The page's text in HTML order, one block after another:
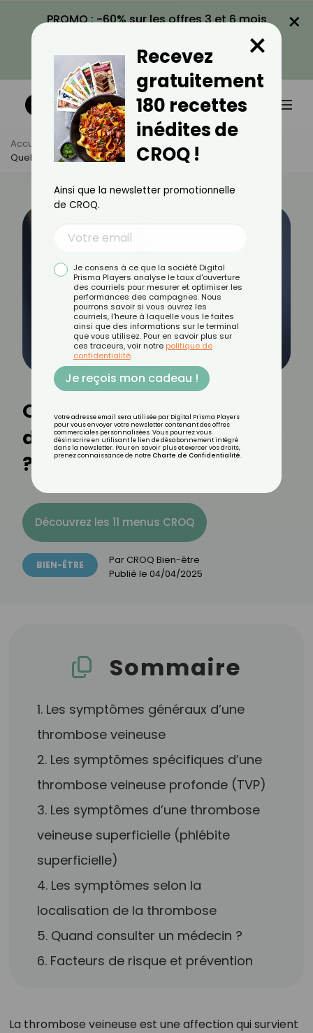
PROMO : -60% sur les offres 3 et 6 mois
VOIR LA PROMO
×
Accueil Actus
Bien-Être
Quels Sont Les Symptômes D'une Thrombose Veineuse ?
Quels sont les symptômes
d'une thrombose veineuse
?
Découvrez les 11 menus CROQ
BIEN-ÊTRE Par CROQ Bien-être
Publié le 04/04/2025
Sommaire
1. Les symptômes généraux d’une
thrombose veineuse
2. Les symptômes spécifiques d’une
thrombose veineuse profonde (TVP)
3. Les symptômes d’une thrombose
veineuse superficielle (phlébite
superficielle)
4. Les symptômes selon la
localisation de la thrombose
5. Quand consulter un médecin ?
6. Facteurs de risque et prévention
La thrombose veineuse est une affection qui survient
Recevez
gratuitement
180 recettes
inédites de
CROQ !
×
Ainsi que la newsletter promotionnelle
de CROQ.
Je consens à ce que la société Digital
Prisma Players analyse le taux d'ouverture
des courriels pour mesurer et optimiser les
performances des campagnes. Nous
pourrons savoir si vous ouvrez les
courriels, l'heure à laquelle vous le faites
ainsi que des informations sur le terminal
que vous utilisez. Pour en savoir plus sur
ces traceurs, voir notre politique de
confidentialité.
Je reçois mon cadeau !
Votre adresse email sera utilisée par Digital Prisma Players
pour vous envoyer votre newsletter contenant des offres
commerciales personnalisées. Vous pourrez vous
désinscrire en utilisant le lien de désabonnement intégré
dans la newsletter. Pour en savoir plus et exercer vos droits,
prenez connaissance de notre Charte de Confidentialité.